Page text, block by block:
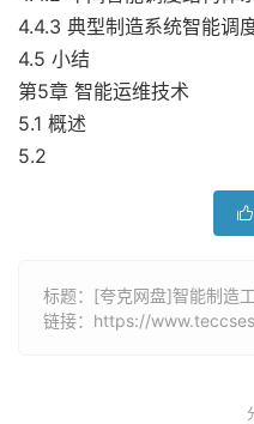
4.4.3 典型制造系统智能调
4.5 小结
第5章 智能运维技术
5.1 概述
5.2

标题：[夸克网盘]智能制造
链接： https://